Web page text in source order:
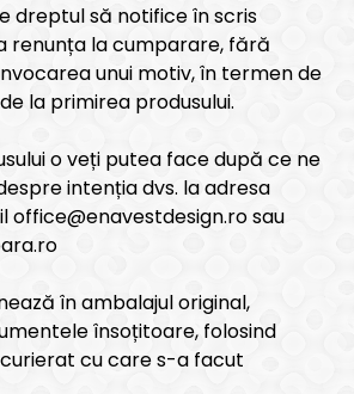
dreptul să notifice în scris
renunța la cumparare, fără
unui motiv, în termen de
la primirea produsului.
o veți putea face după ce ne
intenția dvs. la adresa
office@enavestdesign.ro sau
în ambalajul original,
însoțitoare, folosind
cu care s-a facut